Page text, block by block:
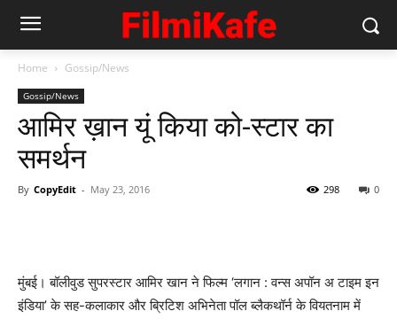
Home Gossip/News
Gossip/News
आमिर ख़ान यूं किया को-स्‍टार का
समर्थन
By CopyEdit - May 23, 2016 0
298
मुंबई। बॉलीवुड सुपरस्टार आमिर खान ने फिल्म ‘लगान : वन्स अपॉन अ टाइम इन
इंडिया’ के सह-कलाकार और ब्रिटिश अभिनेता पॉल ब्लैकथॉर्न के वियतनाम में